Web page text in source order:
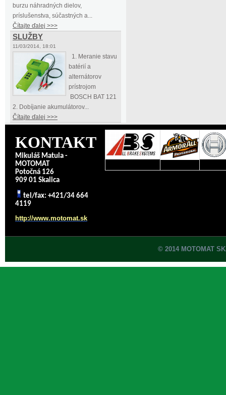
burzu náhradných dielov,
príslušenstva, súčastných a...
Čítajte ďalej >>>
SLUŽBY
11/03/2014, 18:01
1. Meranie stavu
batérií a
alternátorov
prístrojom
BOSCH BAT 121
2. Dobíjanie akumulátorov...
Čítajte ďalej >>>
KONTAKT
Mikuláš Matula -
MOTOMAT
Potočná 126
909 01 Skalica
tel/fax: +421/34 664
4119
http://www.motomat.sk
© 2014